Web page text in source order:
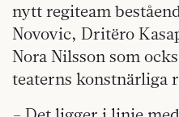
nytt regiteam
Novovic, Dritëro
Nora Nilsson som
teaterns konstnärliga